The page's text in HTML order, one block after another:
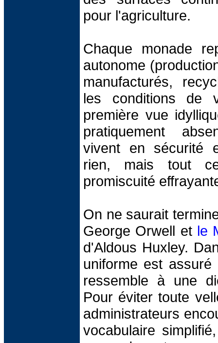
pour l'agriculture.
Chaque monade
autonome
manufacturés,
les conditions de
première vue
pratiquement
vivent en sécurité
rien, mais tout
promiscuité
On ne saurait
George Orwell et le
d'Aldous Huxley.
uniforme est
ressemble à une
Pour éviter toute
administrateurs
vocabulaire